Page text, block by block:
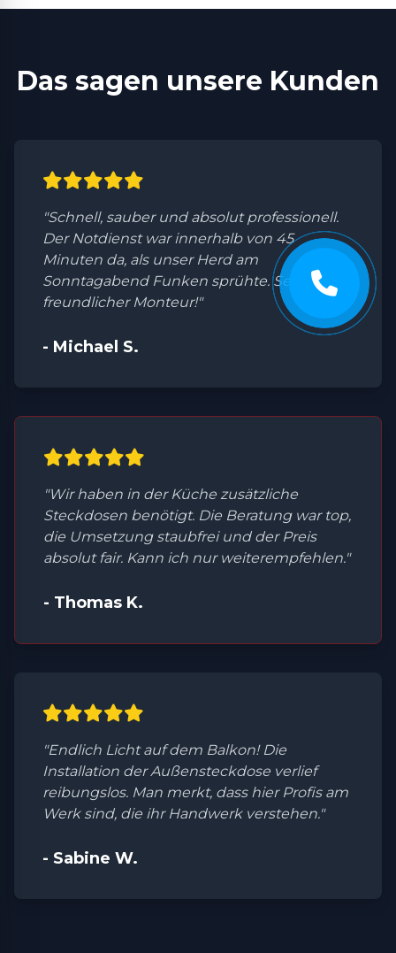
Das sagen unsere Kunden
"Schnell, sauber und absolut professionell.
Der Notdienst war innerhalb von 45
Minuten da, als unser Herd am
Sonntagabend Funken sprühte. Sehr
freundlicher Monteur!"
- Michael S.
"Wir haben in der Küche zusätzliche
Steckdosen benötigt. Die Beratung war top,
die Umsetzung staubfrei und der Preis
absolut fair. Kann ich nur weiterempfehlen."
- Thomas K.
"Endlich Licht auf dem Balkon! Die
Installation der Außensteckdose verlief
reibungslos. Man merkt, dass hier Profis am
Werk sind, die ihr Handwerk verstehen."
- Sabine W.